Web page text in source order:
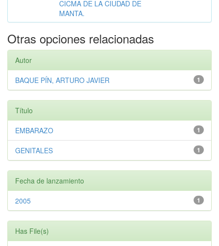
CICMA DE LA CIUDAD DE
MANTA.
Otras opciones relacionadas
Autor
1
BAQUE PÍN, ARTURO JAVIER
Título
1
EMBARAZO
1
GENITALES
Fecha de lanzamiento
1
2005
Has File(s)